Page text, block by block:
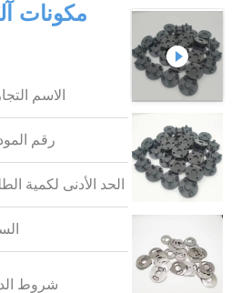
مكونات
الاسم
رقم
الحد الأدنى لكمية
شروط